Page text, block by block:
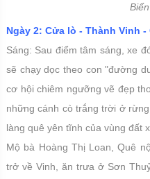
Ngày 2: Cửa lò - Thành Vinh -
Sáng: Sau điểm tâm sáng, xe
sẽ chạy dọc theo con "đường
cơ hội chiêm ngưỡng vẽ đẹp
những cánh cò trắng trời ở
làng quê yên tĩnh của vùng đất
Mộ bà Hoàng Thị Loan, Quê
trở về Vinh, ăn trưa ở Sơn